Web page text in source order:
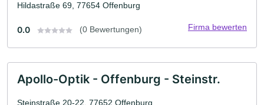
Hildastraße 69, 77654 Offenburg
0.0 (0 Bewertungen) Firma bewerten
Apollo-Optik - Offenburg - Steinstr.
Steinstraße 20-22, 77652 Offenburg